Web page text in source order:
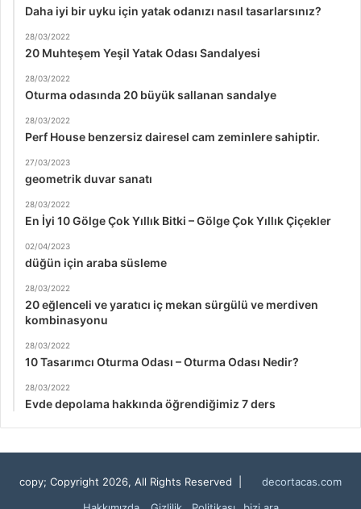
Daha iyi bir uyku için yatak odanızı nasıl tasarlarsınız?
28/03/2022
20 Muhteşem Yeşil Yatak Odası Sandalyesi
28/03/2022
Oturma odasında 20 büyük sallanan sandalye
28/03/2022
Perf House benzersiz dairesel cam zeminlere sahiptir.
27/03/2023
geometrik duvar sanatı
28/03/2022
En İyi 10 Gölge Çok Yıllık Bitki – Gölge Çok Yıllık Çiçekler
02/04/2023
düğün için araba süsleme
28/03/2022
20 eğlenceli ve yaratıcı iç mekan sürgülü ve merdiven
kombinasyonu
28/03/2022
10 Tasarımcı Oturma Odası – Oturma Odası Nedir?
28/03/2022
Evde depolama hakkında öğrendiğimiz 7 ders
copy; Copyright 2026, All Rights Reserved |
decortacas.com